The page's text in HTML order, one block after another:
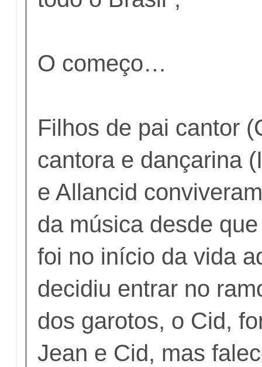
O começo…
Filhos de pai cantor
cantora e dançarina
e Allancid
da música desde
foi no início da vida
decidiu entrar no
dos garotos, o Cid,
Jean e Cid, mas